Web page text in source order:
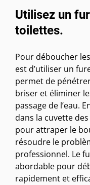
Utilisez un
toilettes.
Pour déboucher
est d’utiliser un
permet de
briser et éliminer
passage de l’eau.
dans la cuvette
pour attraper le
résoudre le
professionnel. Le
abordable pour
rapidement et